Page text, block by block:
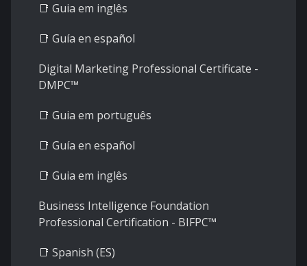
📑 Guia em inglês
📑 Guía en español
Digital Marketing Professional Certificate -
DMPC™
📑 Guia em português
📑 Guía en español
📑 Guia em inglês
Business Intelligence Foundation
Professional Certification - BIFPC™
📑 Spanish (ES)